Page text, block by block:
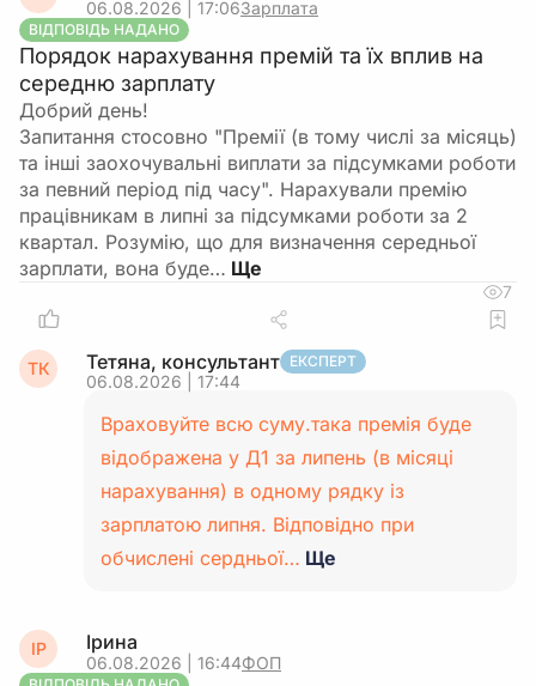
06.08.2026 | 17:06Зарплата
ВІДПОВІДЬ НАДАНО
Порядок нарахування премій та їх вплив на
середню зарплату
Добрий день!
Запитання стосовно "Премії (в тому числі за місяць)
та інші заохочувальні виплати за підсумками роботи
за певний період під часу". Нарахували премію
працівникам в липні за підсумками роботи за 2
квартал. Розумію, що для визначення середньої
зарплати, вона буде…
7
ТК Тетяна, консультант ЕКСПЕРТ
06.08.2026 | 17:44
Враховуйте всю суму.така премія буде
відображена у Д1 за липень (в місяці
нарахування) в одному рядку із
зарплатою липня. Відповідно при
обчислені сердньої… Ще
ІР Ірина
06.08.2026 | 16:44ФОП